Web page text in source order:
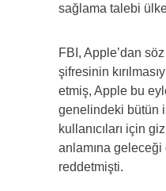
sağlama talebi
FBI, Apple’dan
şifresinin
etmiş, Apple bu
genelindeki bütün
kullanıcıları için
anlamına
reddetmişti.